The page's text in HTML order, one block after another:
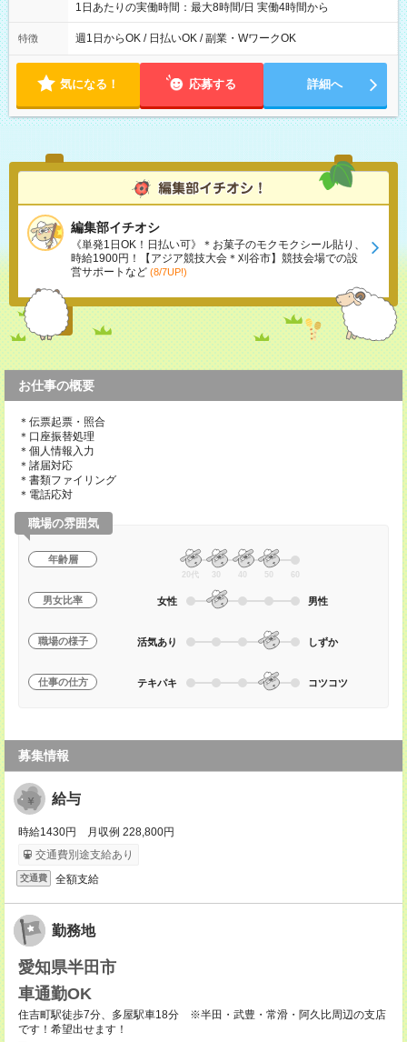
1日あたりの実働時間：最大8時間/日 実働4時間から
特徴 週1日からOK / 日払いOK / 副業・WワークOK
気になる！ 応募する 詳細へ
編集部イチオシ
《単発1日OK！日払い可》＊お菓子のモクモクシール貼り、
時給1900円！【アジア競技大会＊刈谷市】競技会場での設
営サポートなど (8/7UP!)
お仕事の概要
＊伝票起票・照合
＊口座振替処理
＊個人情報入力
＊諸届対応
＊書類ファイリング
＊電話応対
職場の雰囲気
年齢層
20代 30 40 50 60
男女比率 女性 男性
職場の様子 活気あり しずか
仕事の仕方 テキパキ コツコツ
募集情報
給与
時給1430円 月収例 228,800円
交通費別途支給あり
交通費 全額支給
勤務地
愛知県半田市
車通勤OK
住吉町駅徒歩7分、多屋駅車18分 ※半田・武豊・常滑・阿久比周辺の支店
です！希望出せます！